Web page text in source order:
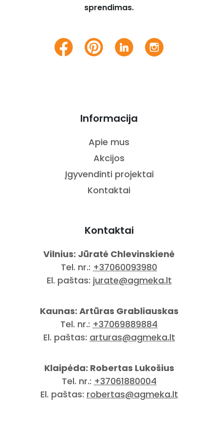
sprendimas.
Informacija
Apie mus
Akcijos
Įgyvendinti projektai
Kontaktai
Kontaktai
Vilnius: Jūratė Chlevinskienė
Tel. nr.: +37060093980
El. paštas: jurate@agmeka.lt
Kaunas: Artūras Grabliauskas
Tel. nr.: +37069889884
El. paštas: arturas@agmeka.lt
Klaipėda: Robertas Lukošius
Tel. nr.: +37061880004
El. paštas: robertas@agmeka.lt